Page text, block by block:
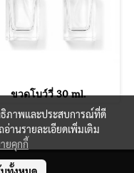
ขวดโบว์วี่ 30 ml.
siamperfumes.com
ธิภาพและประสบการณ์ที่ดี
านรายละเอียดเพิ่มเติม
ยคุกกี้